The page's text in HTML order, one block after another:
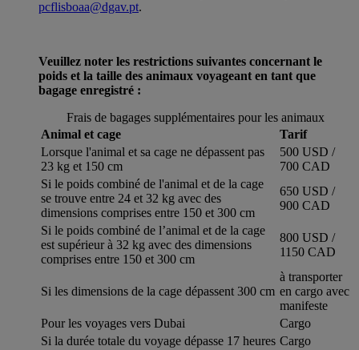
pcflisboaa@dgav.pt.
Veuillez noter les restrictions suivantes concernant le
poids et la taille des animaux voyageant en tant que
bagage enregistré :
Frais de bagages supplémentaires pour les animaux
Animal et cage
Tarif
Lorsque l'animal et sa cage ne dépassent pas
23 kg et 150 cm
500 USD /
700 CAD
Si le poids combiné de l'animal et de la cage
se trouve entre 24 et 32 kg avec des
dimensions comprises entre 150 et 300 cm
650 USD /
900 CAD
Si le poids combiné de l’animal et de la cage
est supérieur à 32 kg avec des dimensions
comprises entre 150 et 300 cm
800 USD /
1150 CAD
Si les dimensions de la cage dépassent 300 cm
à transporter
en cargo avec
manifeste
Pour les voyages vers Dubai
Cargo
Si la durée totale du voyage dépasse 17 heures Cargo